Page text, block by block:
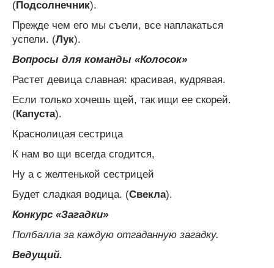
(Подсолнечник).
Прежде чем его мы съели, все наплакаться
успели. (Лук).
Вопросы для команды «Колосок»
Растет девица славная: красивая, кудрявая.
Если только хочешь щей, так ищи ее скорей.
(Капуста).
Краснолицая сестрица
К нам во щи всегда сгодится,
Ну а с желтенькой сестрицей
Будет сладкая водица. (Свекла).
Конкурс «Загадки»
Полбалла за каждую отгаданную загадку.
Ведущий.